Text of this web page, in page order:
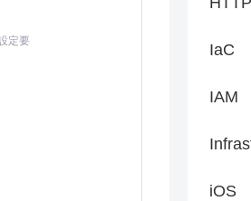
要
IaC
IAM
iOS